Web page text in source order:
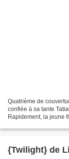
Quatrième de
confiée à sa tante
Rapidement, la jeune
{Twilight} de